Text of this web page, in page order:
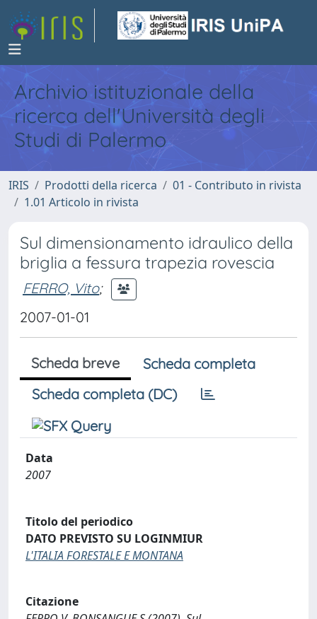
Archivio istituzionale della
ricerca dell'Università degli
Studi di Palermo
IRIS Prodotti della ricerca
01 - Contributo in rivista
1.01 Articolo in rivista
Sul dimensionamento idraulico della
briglia a fessura trapezia rovescia
FERRO, Vito;
2007-01-01
Scheda breve
Scheda completa
Scheda completa (DC)
Data
2007
Titolo del periodico
DATO PREVISTO SU LOGINMIUR
L'ITALIA FORESTALE E MONTANA
Citazione